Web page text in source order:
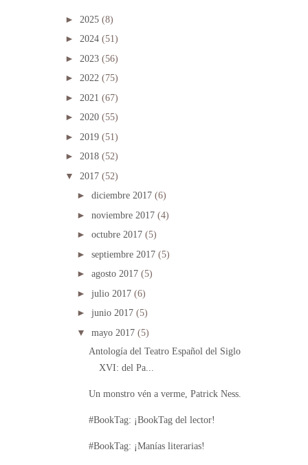
► 2025 (8)
► 2024 (51)
► 2023 (56)
► 2022 (75)
► 2021 (67)
► 2020 (55)
► 2019 (51)
► 2018 (52)
▼ 2017 (52)
► diciembre 2017 (6)
► noviembre 2017 (4)
► octubre 2017 (5)
► septiembre 2017 (5)
► agosto 2017 (5)
► julio 2017 (6)
► junio 2017 (5)
▼ mayo 2017 (5)
Antología del Teatro Español del Siglo
XVI: del Pa...
Un monstro vén a verme, Patrick Ness.
#BookTag: ¡BookTag del lector!
#BookTag: ¡Manías literarias!